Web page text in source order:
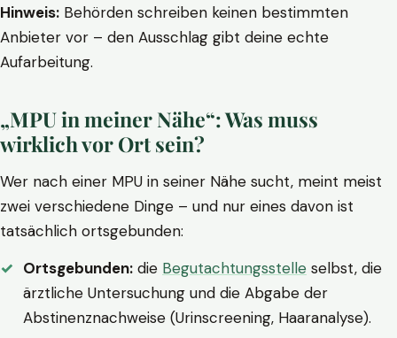
Hinweis: Behörden schreiben keinen bestimmten
Anbieter vor – den Ausschlag gibt deine echte
Aufarbeitung.
„MPU in meiner Nähe“: Was muss
wirklich vor Ort sein?
Wer nach einer MPU in seiner Nähe sucht, meint meist
zwei verschiedene Dinge – und nur eines davon ist
tatsächlich ortsgebunden:
Ortsgebunden: die Begutachtungsstelle selbst, die
ärztliche Untersuchung und die Abgabe der
Abstinenznachweise (Urinscreening, Haaranalyse).